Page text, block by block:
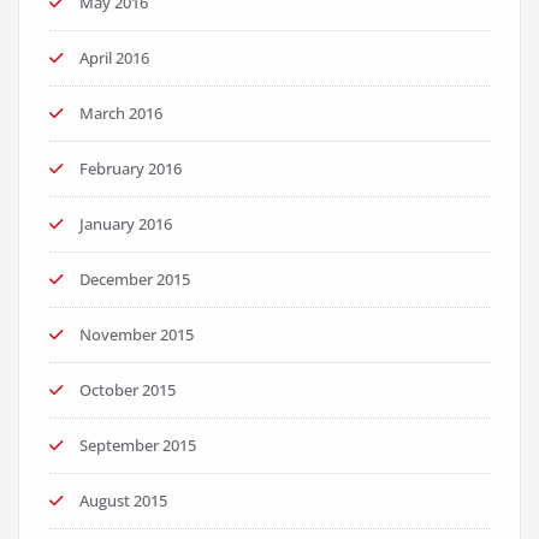
April 2016
March 2016
February 2016
January 2016
December 2015
November 2015
October 2015
September 2015
August 2015